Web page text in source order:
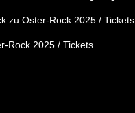
zu Oster-Rock 2025 / Tickets
Rock 2025 / Tickets